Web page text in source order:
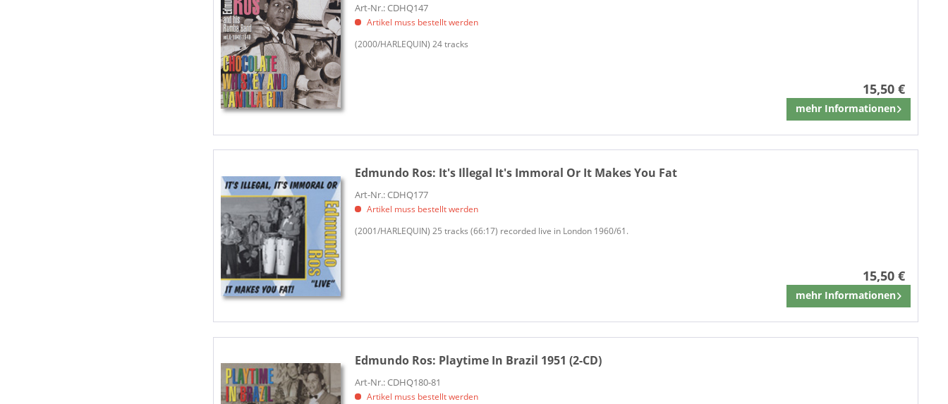
Art-Nr.: CDHQ147
Artikel muss bestellt werden
(2000/HARLEQUIN) 24 tracks
15,50 €
mehr Informationen
Merken
Edmundo Ros: It's Illegal It's Immoral Or It Makes You Fat
Art-Nr.: CDHQ177
Artikel muss bestellt werden
(2001/HARLEQUIN) 25 tracks (66:17) recorded live in London 1960/61.
15,50 €
mehr Informationen
Merken
Edmundo Ros: Playtime In Brazil 1951 (2-CD)
Art-Nr.: CDHQ180-81
Artikel muss bestellt werden